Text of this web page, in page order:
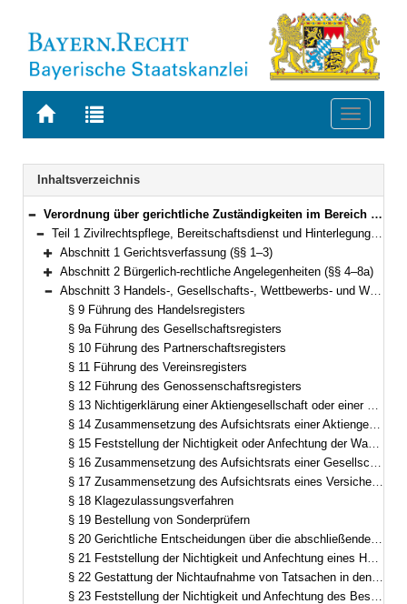
Zur
BAYERN.RECHT
Zur
letzten
Suche
Toggle
Navigation
Inhaltsverzeichnis
Bereich reduzieren
Verordnung über gerichtliche Zuständigkeiten im Bereich des Staatsministeriums der Justiz (Gerichtliche Zuständigkeitsverordnung Justiz – GZVJu) Vom 11. Juni 2012 (GVBl. S. 295) BayRS 300-3-1-J (§§ 1–62)
Bereich reduzieren
Teil 1 Zivilrechtspflege, Bereitschaftsdienst und Hinterlegung (§§ 1–53)
Bereich erweitern
Abschnitt 1 Gerichtsverfassung (§§ 1–3)
Bereich erweitern
Abschnitt 2 Bürgerlich-rechtliche Angelegenheiten (§§ 4–8a)
Bereich reduzieren
Abschnitt 3 Handels-, Gesellschafts-, Wettbewerbs- und Wertpapierrecht (§§ 9–37)
§ 9 Führung des Handelsregisters
§ 9a Führung des Gesellschaftsregisters
§ 10 Führung des Partnerschaftsregisters
§ 11 Führung des Vereinsregisters
§ 12 Führung des Genossenschaftsregisters
§ 13 Nichtigerklärung einer Aktiengesellschaft oder einer Gesellschaft mit beschränkter Haftung
§ 14 Zusammensetzung des Aufsichtsrats einer Aktiengesellschaft sowie Auskunftsrecht des Aktionärs
§ 15 Feststellung der Nichtigkeit oder Anfechtung der Wahl von Aufsichtsratsmitgliedern, Verwaltungsratsmitgliedern und Aufsichtsorganmitgliedern
§ 16 Zusammensetzung des Aufsichtsrats einer Gesellschaft mit beschränkter Haftung oder einer bergrechtlichen Gewerkschaft
§ 17 Zusammensetzung des Aufsichtsrats eines Versicherungsvereins auf Gegenseitigkeit und Auskunftspflicht
§ 18 Klagezulassungsverfahren
§ 19 Bestellung von Sonderprüfern
§ 20 Gerichtliche Entscheidungen über die abschließenden Feststellungen der Sonderprüfer
§ 21 Feststellung der Nichtigkeit und Anfechtung eines Hauptversammlungsbeschlusses
§ 22 Gestattung der Nichtaufnahme von Tatsachen in den Prüfungsbericht
§ 23 Feststellung der Nichtigkeit und Anfechtung des Beschlusses über die Verwendung des Bilanzgewinns